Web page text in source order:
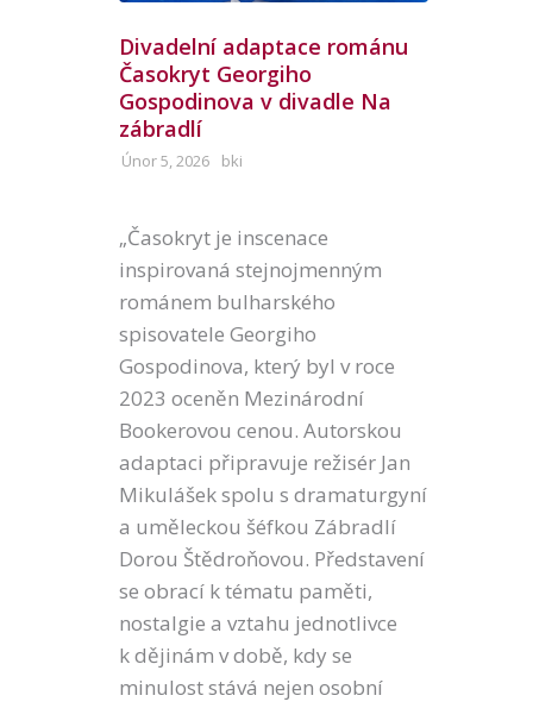
Divadelní adaptace románu
Časokryt Georgiho
Gospodinova v divadle Na
zábradlí
Únor 5, 2026 bki
„Časokryt je inscenace
inspirovaná stejnojmenným
románem bulharského
spisovatele Georgiho
Gospodinova, který byl v roce
2023 oceněn Mezinárodní
Bookerovou cenou. Autorskou
adaptaci připravuje režisér Jan
Mikulášek spolu s dramaturgyní
a uměleckou šéfkou Zábradlí
Dorou Štědroňovou. Představení
se obrací k tématu paměti,
nostalgie a vztahu jednotlivce
k dějinám v době, kdy se
minulost stává nejen osobní